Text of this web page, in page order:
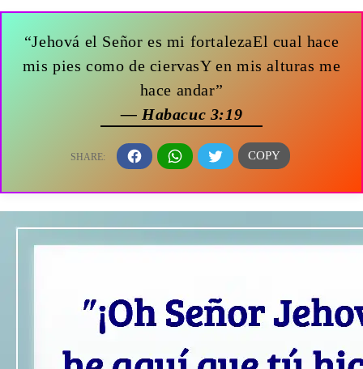
“Jehová el Señor es mi fortalezaEl cual hace
mis pies como de ciervasY en mis alturas me
hace andar”
— Habacuc 3:19